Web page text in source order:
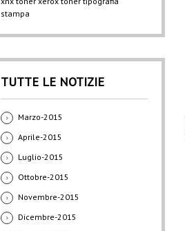
stampa
TUTTE LE NOTIZIE
Marzo-2015
Aprile-2015
Luglio-2015
Ottobre-2015
Novembre-2015
Dicembre-2015